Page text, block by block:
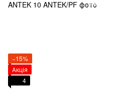
−15%
Акція
4